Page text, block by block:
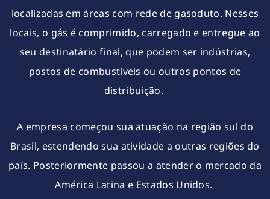
localizadas em áreas com rede de gasoduto. Nesses
locais, o gás é comprimido, carregado e entregue ao
seu destinatário final, que podem ser indústrias,
postos de combustíveis ou outros pontos de
distribuição.
A empresa começou sua atuação na região sul do
Brasil, estendendo sua atividade a outras regiões do
país. Posteriormente passou a atender o mercado da
América Latina e Estados Unidos.